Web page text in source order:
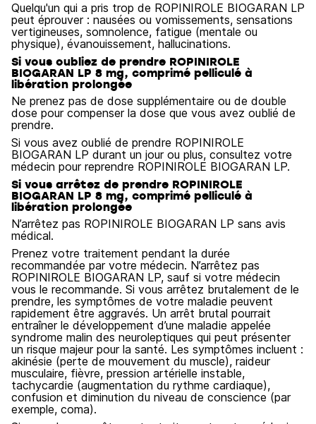
Quelqu'un qui a pris trop de ROPINIROLE BIOGARAN LP
peut éprouver : nausées ou vomissements, sensations
vertigineuses, somnolence, fatigue (mentale ou
physique), évanouissement, hallucinations.
Si vous oubliez de prendre ROPINIROLE
BIOGARAN LP 8 mg, comprimé pelliculé à
libération prolongée
Ne prenez pas de dose supplémentaire ou de double
dose pour compenser la dose que vous avez oublié de
prendre.
Si vous avez oublié de prendre ROPINIROLE
BIOGARAN LP durant un jour ou plus, consultez votre
médecin pour reprendre ROPINIROLE BIOGARAN LP.
Si vous arrêtez de prendre ROPINIROLE
BIOGARAN LP 8 mg, comprimé pelliculé à
libération prolongée
N’arrêtez pas ROPINIROLE BIOGARAN LP sans avis
médical.
Prenez votre traitement pendant la durée
recommandée par votre médecin. N’arrêtez pas
ROPINIROLE BIOGARAN LP, sauf si votre médecin
vous le recommande. Si vous arrêtez brutalement de le
prendre, les symptômes de votre maladie peuvent
rapidement être aggravés. Un arrêt brutal pourrait
entraîner le développement d’une maladie appelée
syndrome malin des neuroleptiques qui peut présenter
un risque majeur pour la santé. Les symptômes incluent :
akinésie (perte de mouvement du muscle), raideur
musculaire, fièvre, pression artérielle instable,
tachycardie (augmentation du rythme cardiaque),
confusion et diminution du niveau de conscience (par
exemple, coma).